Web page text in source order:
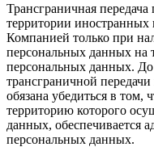
Трансграничная
территории иностранных
Компанией только при
персональных данных на
персональных данных. До
трансграничной
обязана убедиться в том,
территорию которого
данных, обеспечивается
персональных данных.